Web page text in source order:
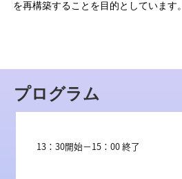
を再構築することを目的としています。
プログラム
13：30開始－15：00 終了